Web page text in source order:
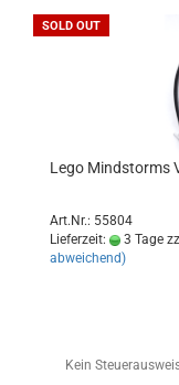
SOLD OUT
Lego Mindstorms
Art.Nr.: 55804
Lieferzeit:
3 Tage
abweichend)
Kein